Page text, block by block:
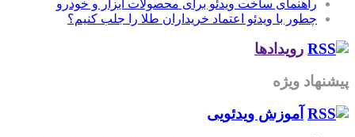
راهنمای ساخت ویدئو برای محصولات ابزار و خودرو
چطور با ویدئو اعتماد خریداران طلا را جلب کنیم؟
رویدادها
پیشنهاد ویژه
آموزش‌ ویدئویی